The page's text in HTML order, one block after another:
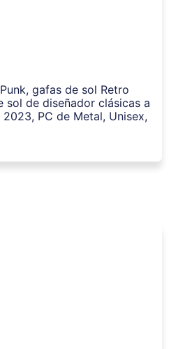
gafas de sol Retro
sol de diseñador clásicas a
PC de Metal, Unisex,